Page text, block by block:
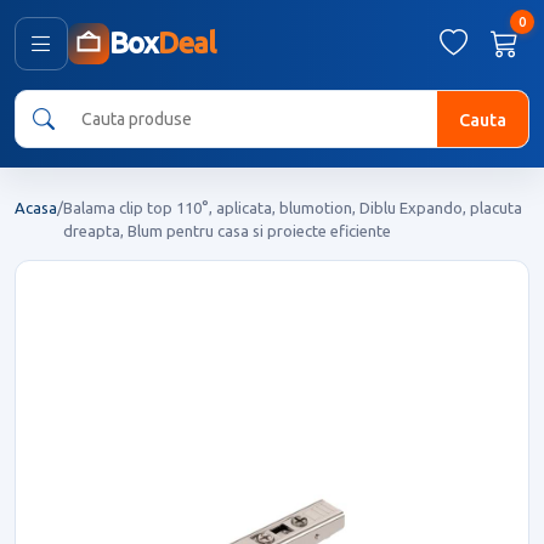
BoxDeal
0
Cauta
Acasa/Balama clip top 110°, aplicata, blumotion, Diblu Expando, placuta
dreapta, Blum pentru casa si proiecte eficiente